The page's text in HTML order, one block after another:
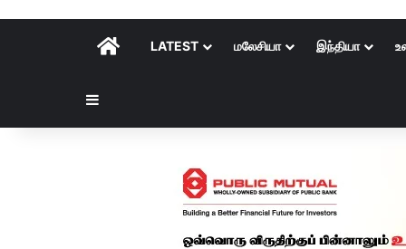
HOMELATEST மலேசியா இந்தியா